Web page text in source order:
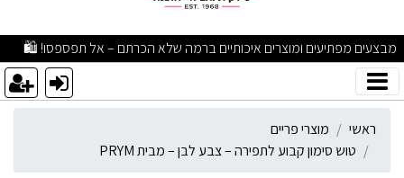
מבצעים מפתיעים ומוצרים איכותיים ברמה שלא הכרתם – אל
ראשי
מוצרי פריים
טוש סימון קבוע לתפירה – צבע לבן – מבית PRYM